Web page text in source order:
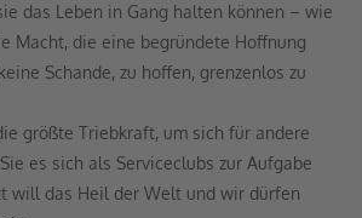
das Leben in Gang halten können – wie
Macht, die eine begründete Hoffnung
Schande, zu hoffen, grenzenlos zu
größte Triebkraft, um sich für andere
es sich als Serviceclubs zur Aufgabe
will das Heil der Welt und wir dürfen